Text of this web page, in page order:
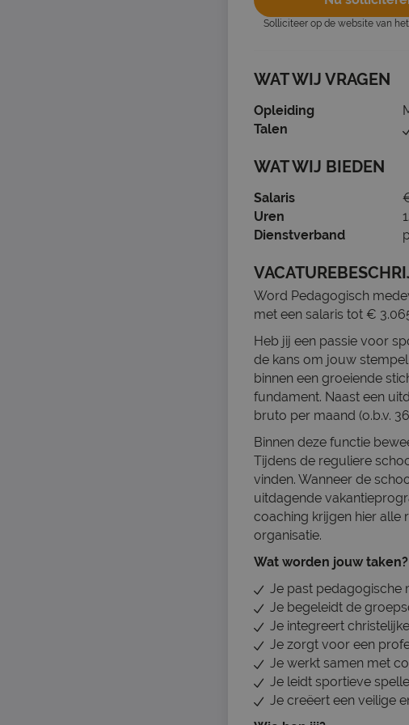
Solliciteer op de website van
WAT WIJ VRAGEN
Opleiding
Talen
WAT WIJ BIEDEN
Salaris
Uren
Dienstverband
Word Pedagogisch
met een salaris tot €
Heb jij een passie voor
de kans om jouw
binnen een groeiende
fundament. Naast een
bruto per maand (o.b.v.
Binnen deze functie
Tijdens de reguliere
vinden. Wanneer de
uitdagende
coaching krijgen hier alle
organisatie.
Wat worden jouw taken?
Je past pedagogische
Je begeleidt de
Je integreert
Je zorgt voor een
Je werkt samen met
Je leidt sportieve
Je creëert een veilige